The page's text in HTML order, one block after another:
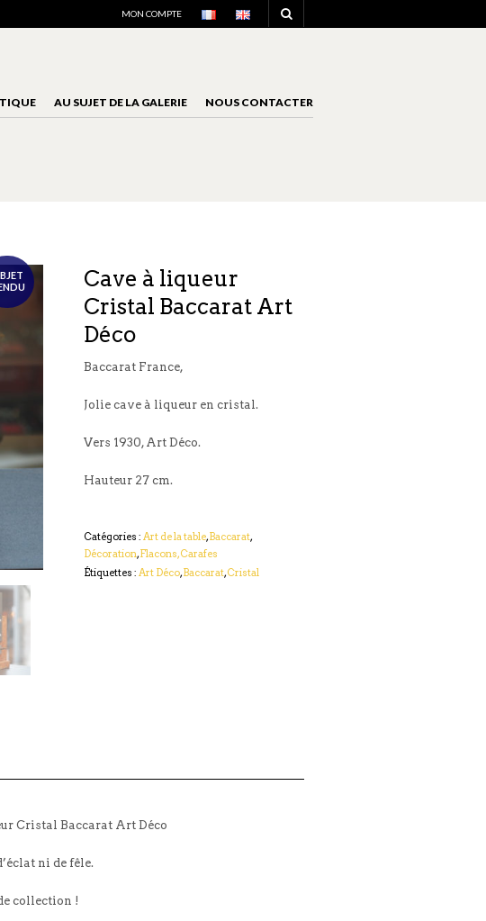
MON COMPTE
AU SUJET DE LA GALERIE NOUS CONTACTER
Cave à liqueur
Cristal Baccarat Art
Déco
Baccarat France,
Jolie cave à liqueur en cristal.
Vers 1930, Art Déco.
Hauteur 27 cm.
Catégories : Art de la table,Baccarat,
Décoration,Flacons, Carafes
Étiquettes : Art Déco,Baccarat,Cristal
Cristal Baccarat Art Déco
ni de fêle.
collection !